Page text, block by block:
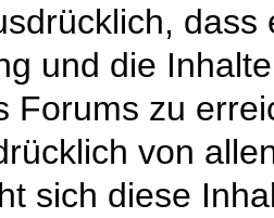
und die
Forums zu
von
sich diese